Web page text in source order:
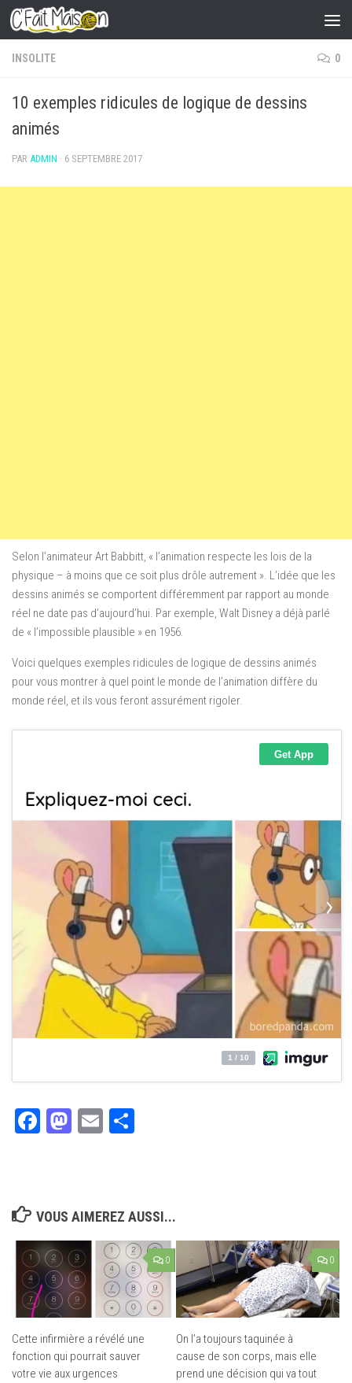
Skip to content
INSOLITE 0
10 exemples ridicules de logique de dessins
animés
PAR ADMIN · 6 SEPTEMBRE 2017
Selon l’animateur Art Babbitt, « l’animation respecte les lois de la
physique – à moins que ce soit plus drôle autrement ». L’idée que les
dessins animés se comportent différemment par rapport au monde
réel ne date pas d’aujourd’hui. Par exemple, Walt Disney a déjà parlé
de « l’impossible plausible » en 1956.
Voici quelques exemples ridicules de logique de dessins animés
pour vous montrer à quel point le monde de l’animation diffère du
monde réel, et ils vous feront assurément rigoler.
Facebook
Mastodon
Email
VOUS AIMEREZ AUSSI...
0
Cette infirmière a révélé une
fonction qui pourrait sauver
votre vie aux urgences
0
On l’a toujours taquinée à
cause de son corps, mais elle
prend une décision qui va tout